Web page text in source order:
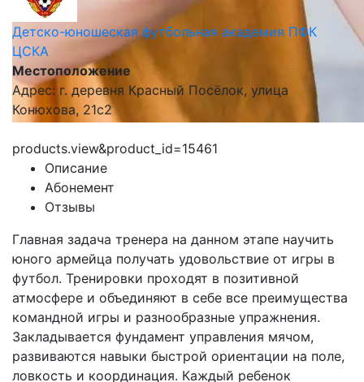
Детско-юношеская футбольная академия ПФК
ЦСКА
Местоположение
Адрес: г. деревня Красный Посёлок, улица
Конюхова, 21с2
products.view&product_id=15461
Описание
Абонемент
Отзывы
Главная задача тренера на данном этапе научить
юного армейца получать удовольствие от игры в
футбол. Тренировки проходят в позитивной
атмосфере и объединяют в себе все преимущества
командной игры и разнообразные упражнения.
Закладывается фундамент управления мячом,
развиваются навыки быстрой ориентации на поле,
ловкость и координация. Каждый ребенок